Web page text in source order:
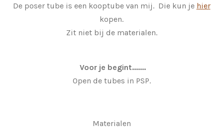
De poser tube is een kooptube van mij. Die kun je hier
kopen.
Zit niet bij de materialen.
Voor je begint.......
Open de tubes in PSP.
Materialen